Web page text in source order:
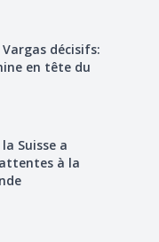
décisifs:
en tête du
Suisse a
à la